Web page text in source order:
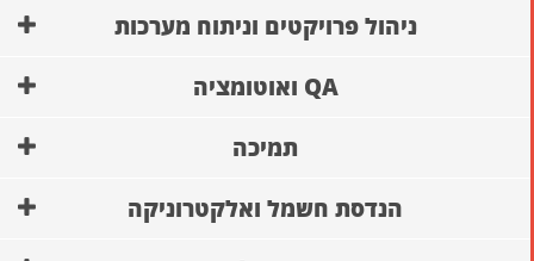
ניהול פרויקטים וניתוח מערכות
QA ואוטומציה
תמיכה
הנדסת חשמל ואלקטרוניקה